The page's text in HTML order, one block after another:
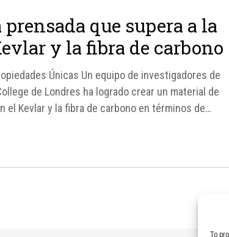
To
que supera a la
y la fibra de carbono
Únicas Un equipo de investigadores de
de Londres ha logrado crear un material de
el Kevlar y la fibra de carbono en términos de